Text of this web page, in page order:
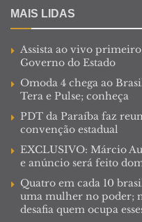
MAIS LIDAS
Assista ao vivo
Governo do Estado
Omoda 4 chega ao
Tera e Pulse; conheça
PDT da Paraíba faz
convenção estadual
EXCLUSIVO: Márcio
e anúncio será feito
Quatro em cada 10
uma mulher no poder;
desafia quem ocupa